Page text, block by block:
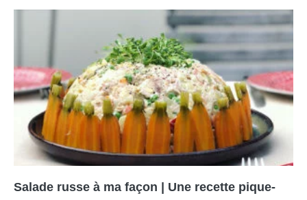
Salade russe à ma façon | Une recette pique-